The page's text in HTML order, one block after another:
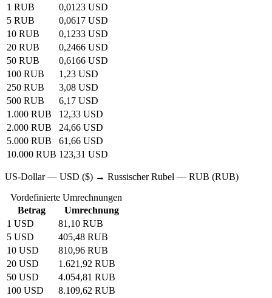
1 RUB
0,0123 USD
5 RUB
0,0617 USD
10 RUB
0,1233 USD
20 RUB
0,2466 USD
50 RUB
0,6166 USD
100 RUB
1,23 USD
250 RUB
3,08 USD
500 RUB
6,17 USD
1.000 RUB
12,33 USD
2.000 RUB
24,66 USD
5.000 RUB
61,66 USD
10.000 RUB 123,31 USD
US-Dollar — USD ($) → Russischer Rubel — RUB (RUB)
Vordefinierte Umrechnungen
Betrag
Umrechnung
1 USD
81,10 RUB
5 USD
405,48 RUB
10 USD
810,96 RUB
20 USD
1.621,92 RUB
50 USD
4.054,81 RUB
100 USD
8.109,62 RUB